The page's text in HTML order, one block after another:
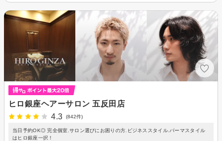
ヒロ銀座ヘアーサロン 五反田店
4.3
(842件)
当日予約OK◎ 完全個室.サロン選びにお困りの方.ビジネススタイル.パーマスタイル
はヒロ銀座一択！